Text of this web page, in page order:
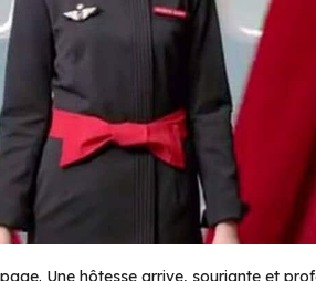
Une hôtesse arrive, souriante et